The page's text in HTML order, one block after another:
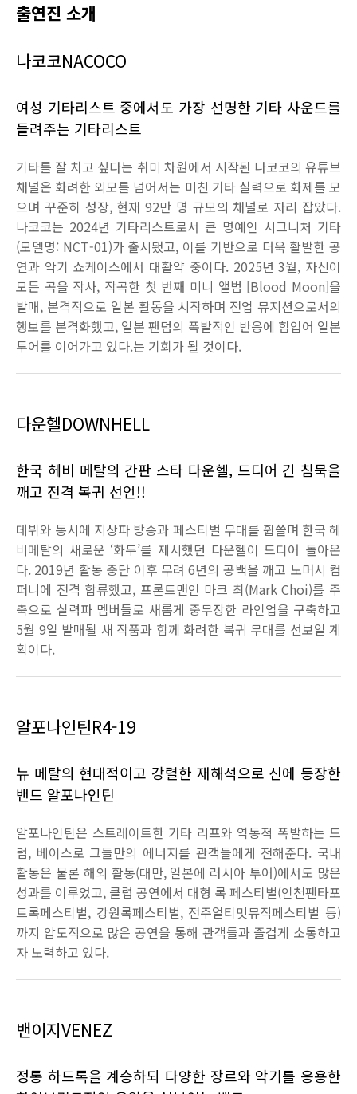
출연진 소개
나코코NACOCO
여성 기타리스트 중에서도 가장 선명한 기타 사운드를
들려주는 기타리스트
기타를 잘 치고 싶다는 취미 차원에서 시작된 나코코의 유튜브
채널은 화려한 외모를 넘어서는 미친 기타 실력으로 화제를 모
으며 꾸준히 성장, 현재92만 명 규모의 채널로 자리 잡았다.
나코코는 2024년 기타리스트로서 큰 명예인 시그니처 기타
(모델명: NCT-01)가 출시됐고, 이를 기반으로 더욱 활발한 공
연과 악기 쇼케이스에서 대활약 중이다. 2025년3월, 자신이
모든 곡을 작사, 작곡한 첫 번째 미니 앨범 [Blood Moon]을
발매, 본격적으로 일본 활동을 시작하며 전업 뮤지션으로서의
행보를 본격화했고, 일본 팬덤의 폭발적인 반응에 힘입어 일본
투어를 이어가고 있다.는 기회가 될 것이다.
다운헬DOWNHELL
한국 헤비 메탈의 간판 스타 다운헬, 드디어 긴 침묵을
깨고 전격 복귀 선언!!
데뷔와 동시에 지상파 방송과 페스티벌 무대를 휩쓸며 한국 헤
비메탈의 새로운 ‘화두’를 제시했던 다운헬이 드디어 돌아온
다. 2019년 활동 중단 이후 무려6년의 공백을 깨고 노머시 컴
퍼니에 전격 합류했고, 프론트맨인 마크 최(Mark Choi)를 주
축으로 실력파 멤버들로 새롭게 중무장한 라인업을 구축하고
5월 9일 발매될 새 작품과 함께 화려한 복귀 무대를 선보일 계
획이다.
알포나인틴R4-19
뉴 메탈의 현대적이고 강렬한 재해석으로 신에 등장한
밴드 알포나인틴
알포나인틴은 스트레이트한 기타 리프와 역동적 폭발하는 드
럼, 베이스로 그들만의 에너지를 관객들에게 전해준다. 국내
활동은 물론 해외 활동(대만, 일본에 러시아 투어)에서도 많은
성과를 이루었고, 클럽 공연에서 대형 록 페스티벌(인천펜타포
트록페스티벌, 강원록페스티벌, 전주얼티밋뮤직페스티벌 등)
까지 압도적으로 많은 공연을 통해 관객들과 즐겁게 소통하고
자 노력하고 있다.
밴이지VENEZ
정통 하드록을 계승하되 다양한 장르와 악기를 응용한